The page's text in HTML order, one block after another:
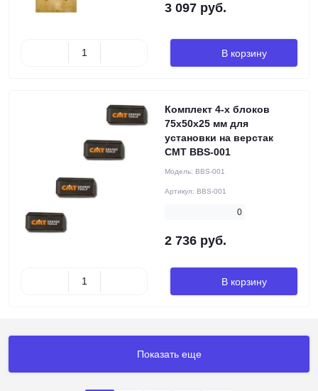
3 097 руб.
В корзину
Комплект 4-х блоков
75х50х25 мм для
установки на верстак
CMT BBS-001
Модель: BBS-001
Артикул: BBS-001
0
2 736 руб.
В корзину
Показать еще